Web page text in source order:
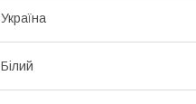
Україна
Білий